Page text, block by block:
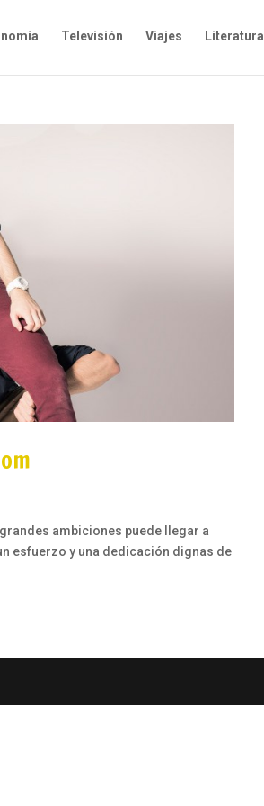
Televisión Viajes Literatura
ambiciones puede llegar a
esfuerzo y una dedicación dignas de